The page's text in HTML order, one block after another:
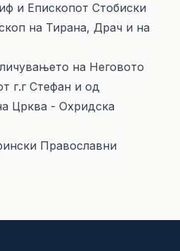
и Епископoт Стобиски
на Тирана, Драч и на
на Неговото
г.г Стефан и од
Црква - Охридска
Православни